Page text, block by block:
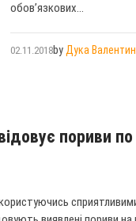
обов’язкових...
02.11.2018by Дука
пориви